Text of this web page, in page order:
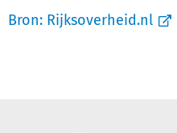
Bron: Rijksoverheid.nl